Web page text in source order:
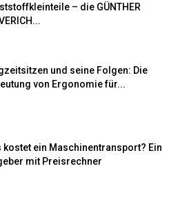
– die GÜNTHER
und seine Folgen: Die
von Ergonomie für...
kostet ein Maschinentransport? Ein
mit Preisrechner